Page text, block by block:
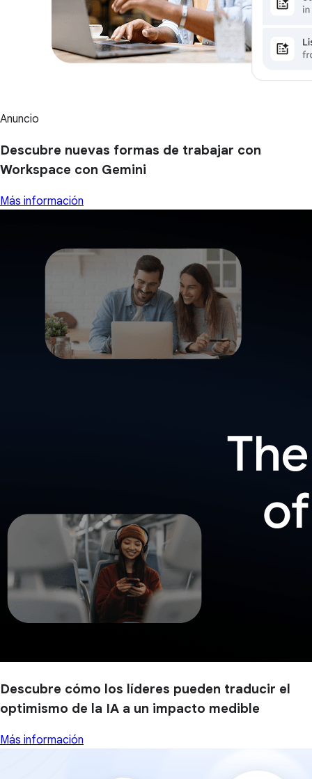
Anuncio
Descubre nuevas formas de trabajar con
Workspace con Gemini
Más información
Descubre cómo los líderes pueden traducir el
optimismo de la IA a un impacto medible
Más información